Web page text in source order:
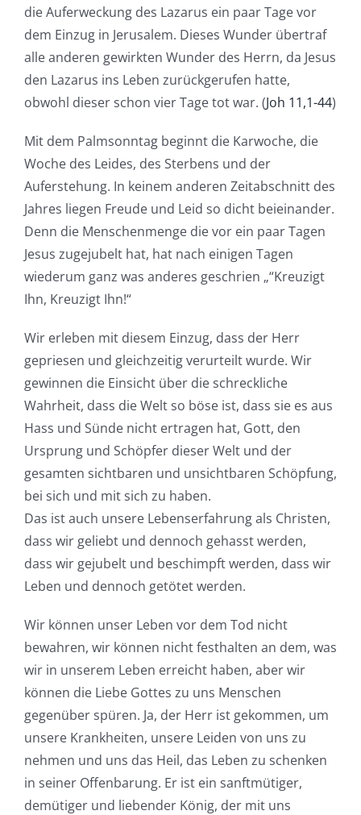
die Auferweckung des Lazarus ein paar Tage vor
dem Einzug in Jerusalem. Dieses Wunder übertraf
alle anderen gewirkten Wunder des Herrn, da Jesus
den Lazarus ins Leben zurückgerufen hatte,
obwohl dieser schon vier Tage tot war. (Joh 11,1-44)
Mit dem Palmsonntag beginnt die Karwoche, die
Woche des Leides, des Sterbens und der
Auferstehung. In keinem anderen Zeitabschnitt des
Jahres liegen Freude und Leid so dicht beieinander.
Denn die Menschenmenge die vor ein paar Tagen
Jesus zugejubelt hat, hat nach einigen Tagen
wiederum ganz was anderes geschrien „“Kreuzigt
Ihn, Kreuzigt Ihn!“
Wir erleben mit diesem Einzug, dass der Herr
gepriesen und gleichzeitig verurteilt wurde. Wir
gewinnen die Einsicht über die schreckliche
Wahrheit, dass die Welt so böse ist, dass sie es aus
Hass und Sünde nicht ertragen hat, Gott, den
Ursprung und Schöpfer dieser Welt und der
gesamten sichtbaren und unsichtbaren Schöpfung,
bei sich und mit sich zu haben.
Das ist auch unsere Lebenserfahrung als Christen,
dass wir geliebt und dennoch gehasst werden,
dass wir gejubelt und beschimpft werden, dass wir
Leben und dennoch getötet werden.
Wir können unser Leben vor dem Tod nicht
bewahren, wir können nicht festhalten an dem, was
wir in unserem Leben erreicht haben, aber wir
können die Liebe Gottes zu uns Menschen
gegenüber spüren. Ja, der Herr ist gekommen, um
unsere Krankheiten, unsere Leiden von uns zu
nehmen und uns das Heil, das Leben zu schenken
in seiner Offenbarung. Er ist ein sanftmütiger,
demütiger und liebender König, der mit uns